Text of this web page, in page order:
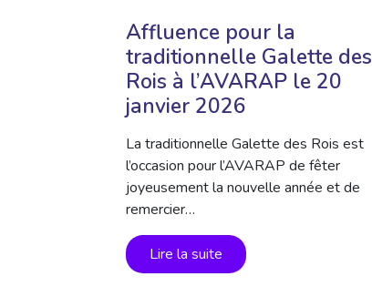
Affluence pour la
traditionnelle Galette des
Rois à l’AVARAP le 20
janvier 2026
La traditionnelle Galette des Rois est
l’occasion pour l’AVARAP de fêter
joyeusement la nouvelle année et de
remercier…
Lire la suite